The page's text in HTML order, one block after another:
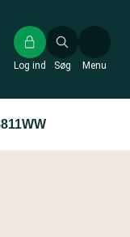
Søg
Log ind Menu